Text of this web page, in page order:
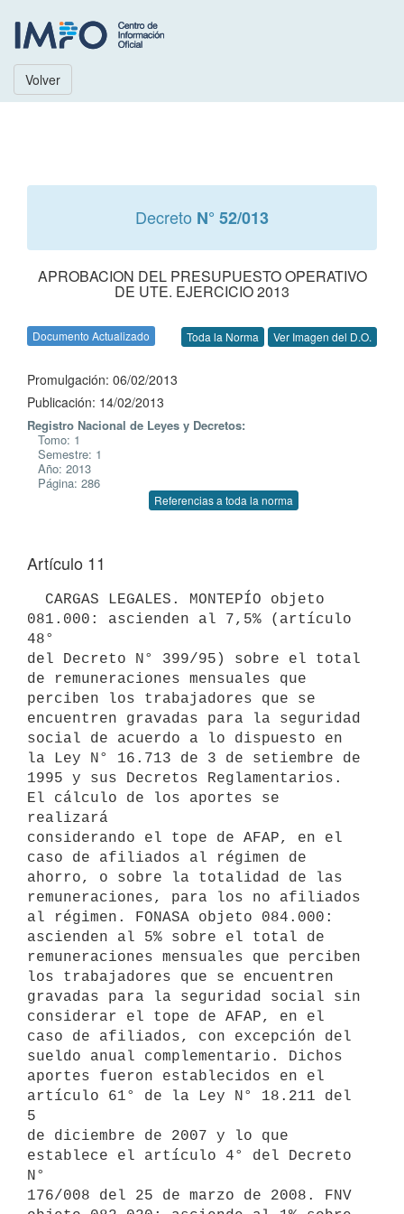
Volver
Decreto N° 52/013
APROBACION DEL PRESUPUESTO OPERATIVO
DE UTE. EJERCICIO 2013
Documento Actualizado Toda la Norma Ver Imagen del D.O.
Promulgación: 06/02/2013
Publicación: 14/02/2013
Registro Nacional de Leyes y Decretos:
Tomo: 1
Semestre: 1
Año: 2013
Página: 286
Referencias a toda la norma
Artículo 11
081.000: ascienden al 7,5% (artículo
48°
del Decreto N° 399/95) sobre el total
de remuneraciones mensuales que
perciben los trabajadores que se
encuentren gravadas para la seguridad
social de acuerdo a lo dispuesto en
la Ley N° 16.713 de 3 de setiembre de
1995 y sus Decretos Reglamentarios.
El cálculo de los aportes se
realizará
considerando el tope de AFAP, en el
caso de afiliados al régimen de
ahorro, o sobre la totalidad de las
remuneraciones, para los no afiliados
al régimen. FONASA objeto 084.000:
ascienden al 5% sobre el total de
remuneraciones mensuales que perciben
los trabajadores que se encuentren
gravadas para la seguridad social sin
considerar el tope de AFAP, en el
caso de afiliados, con excepción del
sueldo anual complementario. Dichos
aportes fueron establecidos en el
artículo 61° de la Ley N° 18.211 del
5
de diciembre de 2007 y lo que
establece el artículo 4° del Decreto
N°
176/008 del 25 de marzo de 2008. FNV